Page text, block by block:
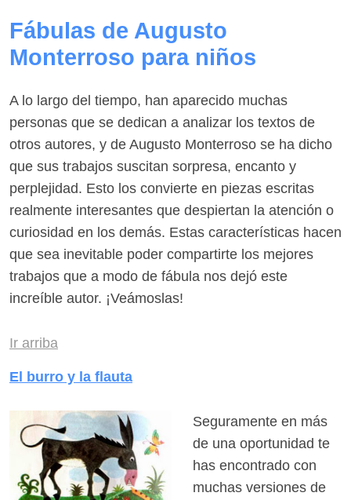
Fábulas de Augusto
Monterroso para niños
A lo largo del tiempo, han aparecido muchas
personas que se dedican a analizar los textos de
otros autores, y de Augusto Monterroso se ha dicho
que sus trabajos suscitan sorpresa, encanto y
perplejidad. Esto los convierte en piezas escritas
realmente interesantes que despiertan la atención o
curiosidad en los demás. Estas características hacen
que sea inevitable poder compartirte los mejores
trabajos que a modo de fábula nos dejó este
increíble autor. ¡Veámoslas!
Ir arriba
El burro y la flauta
Seguramente en más
de una oportunidad te
has encontrado con
muchas versiones de